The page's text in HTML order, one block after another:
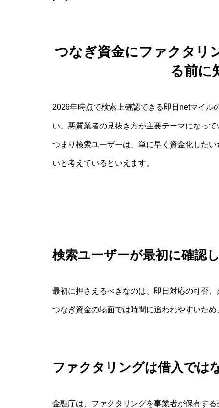
つなぎ資金にファクタリ
る前に
2026年時点で検索上確認できる即日netマイ
い、悪質業者の見抜き方が主要テーマになって
つまり検索ユーザーは、単に早く資金化した
いと考えているといえます。
検索ユーザーが最初に確認
最初に押さえるべきなのは、即日対応の可否
つなぎ資金の場面では時間に追われやすいた
ファクタリングは借入では
金融庁は、ファクタリングを事業者が保有す